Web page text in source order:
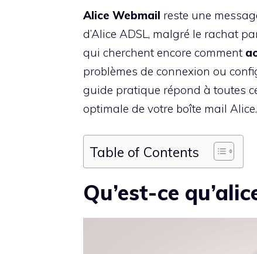
Alice Webmail reste une
d’Alice ADSL, malgré le rachat
qui cherchent encore comment
problèmes de connexion ou
guide pratique répond à toutes
optimale de votre boîte mail Alice.
Table of Contents
Qu’est-ce